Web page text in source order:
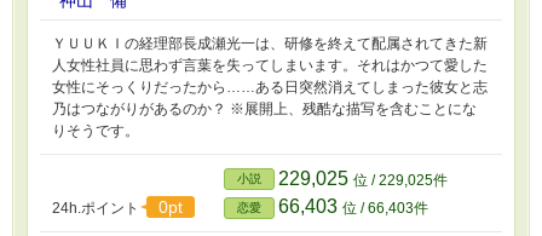
ＹＵＵＫＩの経理部長成瀬光一は、研修を終えて配属されてきた新
人女性社員に思わず言葉を失ってしまいます。それはかつて愛した
女性にそっくりだったから……ある日突然消えてしまった彼女と志
乃はつながりがあるのか？ ※展開上、残酷な描写を含むことにな
りそうです。
24h.ポイント 0pt
小説 229,025 位 / 229,025件
恋愛 66,403 位 / 66,403件